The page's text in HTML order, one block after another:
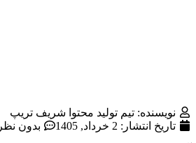
نویسنده: تیم تولید محتوا شریف تریپ
تاریخ انتشار: 2 خرداد, 1405 بدون نظر